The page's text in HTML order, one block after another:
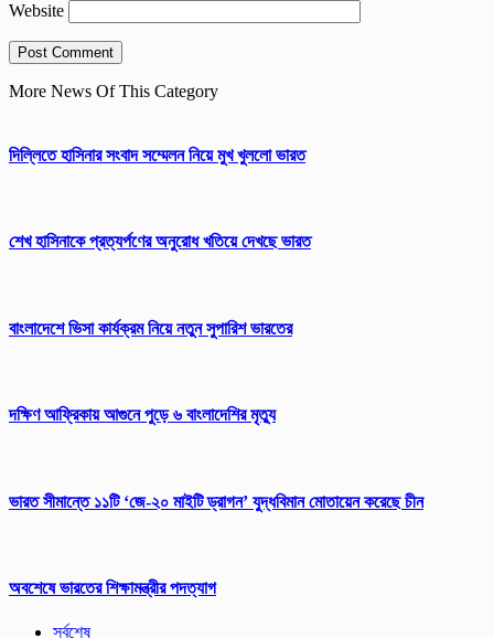
Website
More News Of This Category
দিল্লিতে হাসিনার সংবাদ সম্মেলন নিয়ে মুখ খুললো ভারত
শেখ হাসিনাকে প্রত্যর্পণের অনুরোধ খতিয়ে দেখছে ভারত
বাংলাদেশে ভিসা কার্যক্রম নিয়ে নতুন সুপারিশ ভারতের
দক্ষিণ আফ্রিকায় আগুনে পুড়ে ৬ বাংলাদেশির মৃত্যু
ভারত সীমান্তে ১১টি ‘জে-২০ মাইটি ড্রাগন’ যুদ্ধবিমান মোতায়েন করেছে চীন
অবশেষে ভারতের শিক্ষামন্ত্রীর পদত্যাগ
সর্বশেষ